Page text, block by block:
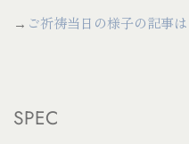
→ ご祈祷当日の様子の記事
SPEC